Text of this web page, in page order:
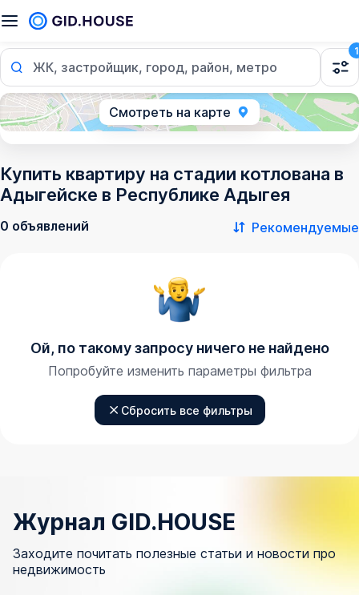
ЖК, застройщик, город, район, метро
1
Смотреть на карте
Купить квартиру на стадии котлована в
Адыгейске в Республике Адыгея
0 объявлений Рекомендуемые
Ой, по такому запросу ничего не найдено
Попробуйте изменить параметры фильтра
Сбросить все фильтры
Журнал GID.HOUSE
Заходите почитать полезные статьи и новости про
недвижимость